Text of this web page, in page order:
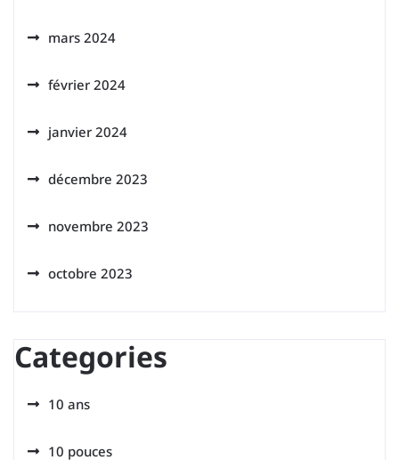
mars 2024
février 2024
janvier 2024
décembre 2023
novembre 2023
octobre 2023
Categories
10 ans
10 pouces